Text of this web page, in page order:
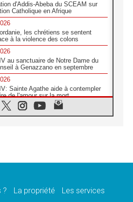
d'Addis-Abeba du SCEAM sur
Catholique en Afrique
les chrétiens se sentent
à la violence des colons
au sanctuaire de Notre Dame du
à Genazzano en septembre
Sainte Agathe aide à contempler
de l'amour sur la mort
l'empathie», le projet Triennal d'art
? La propriété Les services